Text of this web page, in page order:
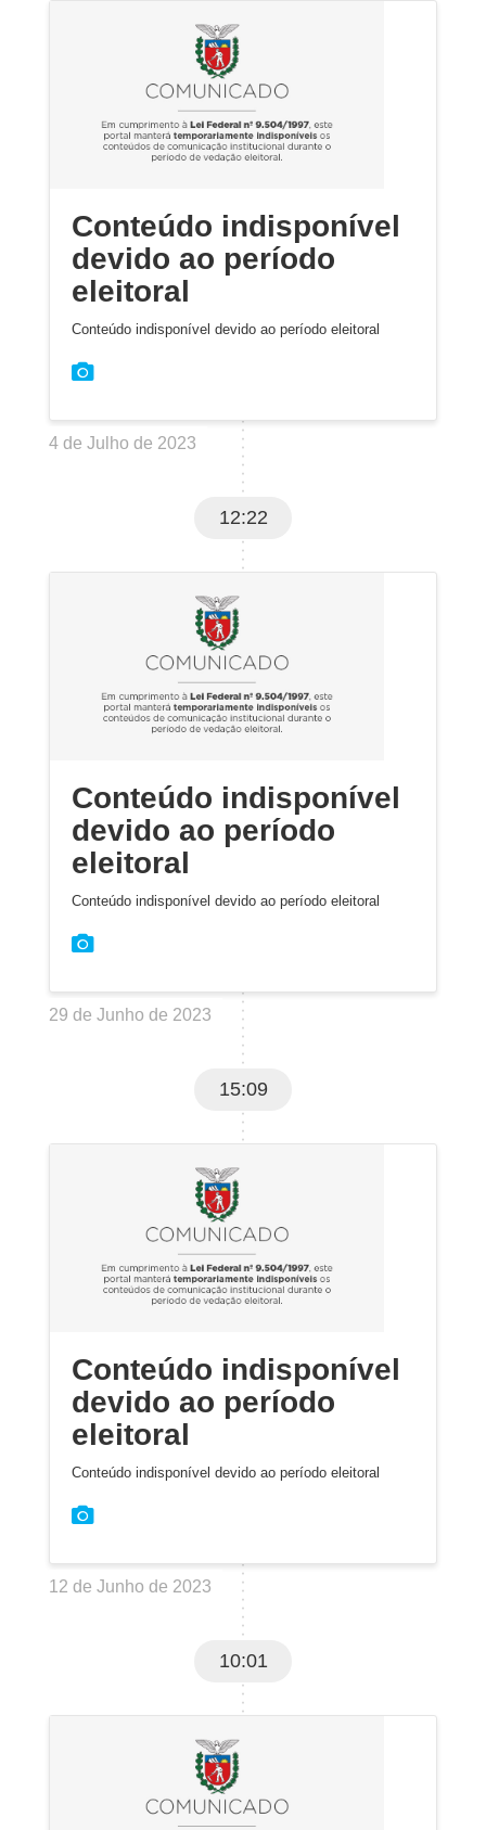
Conteúdo indisponível
devido ao período
eleitoral
Conteúdo indisponível devido ao período eleitoral
4 de Julho de 2023
12:22
Conteúdo indisponível
devido ao período
eleitoral
Conteúdo indisponível devido ao período eleitoral
29 de Junho de 2023
15:09
Conteúdo indisponível
devido ao período
eleitoral
Conteúdo indisponível devido ao período eleitoral
12 de Junho de 2023
10:01